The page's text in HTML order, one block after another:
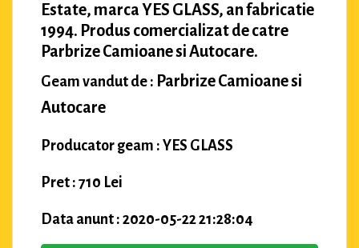
Estate, marca YES GLASS, an fabricatie
1994. Produs comercializat de catre
Parbrize Camioane si Autocare.
Geam vandut de : Parbrize Camioane si
Autocare
Producator geam : YES GLASS
Pret : 710 Lei
Data anunt : 2020-05-22 21:28:04